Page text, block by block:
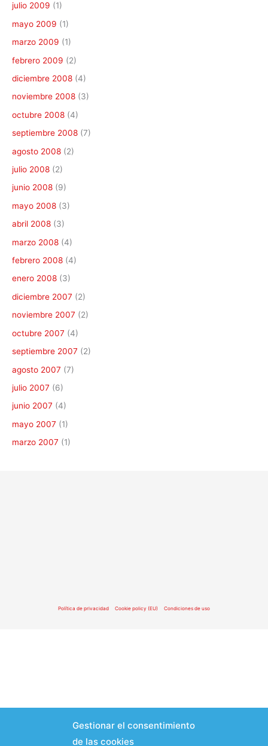
julio 2009 (1)
mayo 2009 (1)
marzo 2009 (1)
febrero 2009 (2)
diciembre 2008 (4)
noviembre 2008 (3)
octubre 2008 (4)
septiembre 2008 (7)
agosto 2008 (2)
julio 2008 (2)
junio 2008 (9)
mayo 2008 (3)
abril 2008 (3)
marzo 2008 (4)
febrero 2008 (4)
enero 2008 (3)
diciembre 2007 (2)
noviembre 2007 (2)
octubre 2007 (4)
septiembre 2007 (2)
agosto 2007 (7)
julio 2007 (6)
junio 2007 (4)
mayo 2007 (1)
marzo 2007 (1)
Política de privacidad Cookie policy (EU) Condiciones de uso
Gestionar el consentimiento
de las cookies